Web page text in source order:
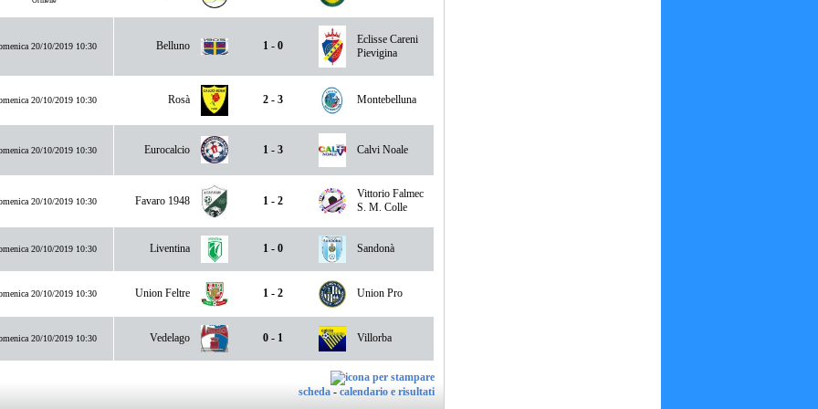
20/10/2019 10:30 Belluno 1 - 0
Eclisse Careni
Pievigina
20/10/2019 10:30 Rosà 2 - 3 Montebelluna
20/10/2019 10:30 Eurocalcio 1 - 3 Calvi Noale
20/10/2019 10:30 Favaro 1948 1 - 2
Vittorio Falmec
S. M. Colle
20/10/2019 10:30 Liventina 1 - 0 Sandonà
20/10/2019 10:30 Union Feltre 1 - 2 Union Pro
20/10/2019 10:30 Vedelago 0 - 1 Villorba
scheda -calendario e risultati